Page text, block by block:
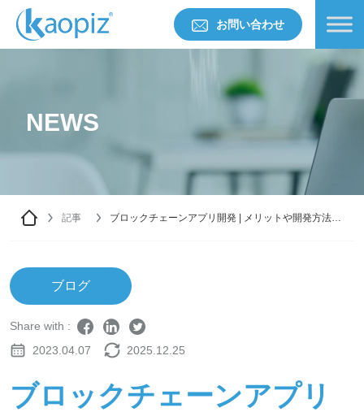
お問い合わせ
NEWS
記事
ブロックチェーンアプリ開発 | メリットや開発方法を
ブログ
Share with :
2023.04.07
2025.12.25
ブロックチェーンアプリ